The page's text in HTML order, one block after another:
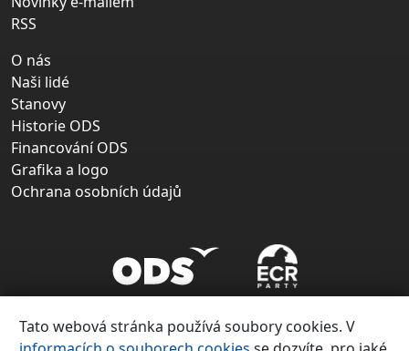
RSS
O nás
Naši lidé
Stanovy
Historie ODS
Financování ODS
Grafika a logo
Ochrana osobních údajů
Tato webová stránka používá soubory cookies. V